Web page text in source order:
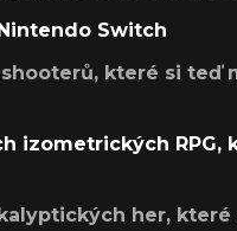
Switch
které si teď
izometrických RPG,
her, které